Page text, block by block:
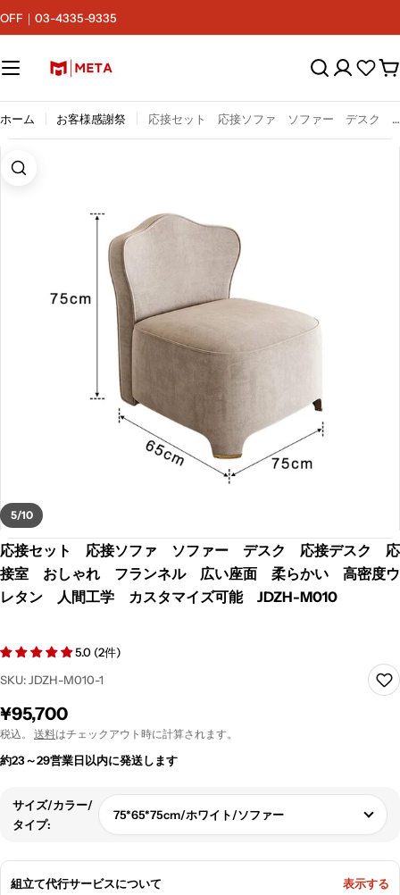
ン
ン
ツ
ス
｜03-4335-9335
カ
ホーム お客様感謝祭 応接セット 応接ソファ ソファー デスク 応接デスク 応接室 おしゃれ フランネル 広い座面 柔らかい 高密度ウレタン 人間工学 カスタマイズ可能 JDZH-M010
画像4をモーダルで開く
5/10
応接セット 応接ソファ ソファー デスク 応接デスク 応
接室 おしゃれ フランネル 広い座面 柔らかい 高密度ウ
レタン 人間工学 カスタマイズ可能 JDZH-M010
5.0 (2件)
SKU: JDZH-M010-1
通
常
価
¥95,700
税込。 送料はチェックアウト時に計算されます。
約23～29営業日以内に発送します
サイズ/カラー/
タイプ:
75*65*75cm/ホワイト/ソファー
組立て代行サービスについて 表示する